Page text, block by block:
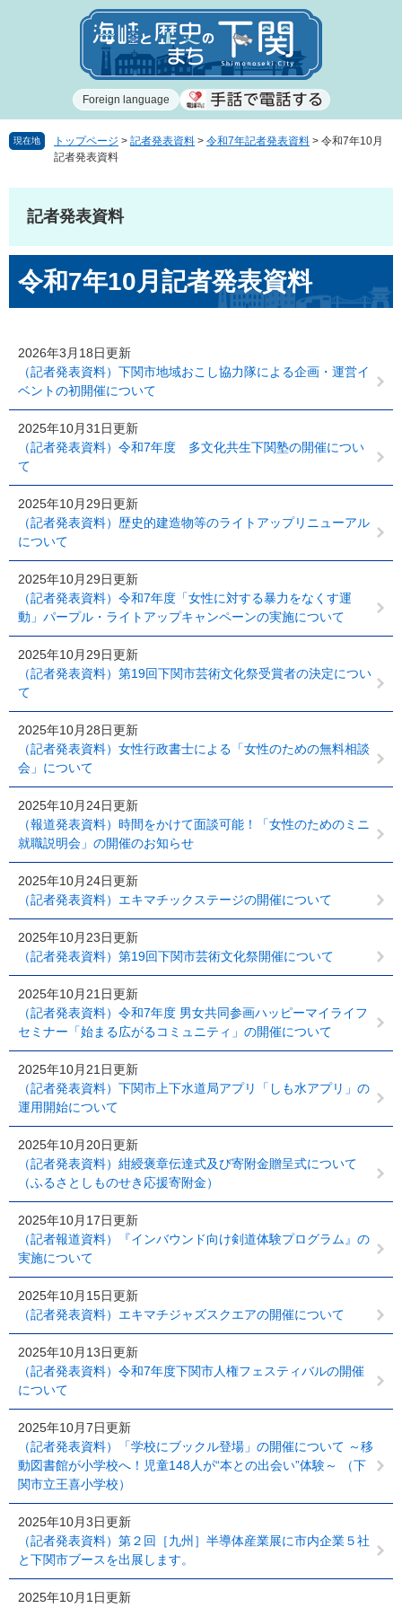
で
ば
Foreign language
現在地 トップページ > 記者発表資料 > 令和7年記者発表資料 > 令和7年10月
記者発表資料
記者発表資料
文令和7年10月記者発表資料
2026年3月18日更新
（記者発表資料）下関市地域おこし協力隊による企画・運営イ
ベントの初開催について
2025年10月31日更新
（記者発表資料）令和7年度 多文化共生下関塾の開催につい
て
2025年10月29日更新
（記者発表資料）歴史的建造物等のライトアップリニューアル
について
2025年10月29日更新
（記者発表資料）令和7年度「女性に対する暴力をなくす運
動」パープル・ライトアップキャンペーンの実施について
2025年10月29日更新
（記者発表資料）第19回下関市芸術文化祭受賞者の決定につい
て
2025年10月28日更新
（記者発表資料）女性行政書士による「女性のための無料相談
会」について
2025年10月24日更新
（報道発表資料）時間をかけて面談可能！「女性のためのミニ
就職説明会」の開催のお知らせ
2025年10月24日更新
（記者発表資料）エキマチックステージの開催について
2025年10月23日更新
（記者発表資料）第19回下関市芸術文化祭開催について
2025年10月21日更新
（記者発表資料）令和7年度 男女共同参画ハッピーマイライフ
セミナー「始まる広がるコミュニティ」の開催について
2025年10月21日更新
（記者発表資料）下関市上下水道局アプリ「しも水アプリ」の
運用開始について
2025年10月20日更新
（記者発表資料）紺綬褒章伝達式及び寄附金贈呈式について
（ふるさとしものせき応援寄附金）
2025年10月17日更新
（記者報道資料）『インバウンド向け剣道体験プログラム』の
実施について
2025年10月15日更新
（記者発表資料）エキマチジャズスクエアの開催について
2025年10月13日更新
（記者発表資料）令和7年度下関市人権フェスティバルの開催
について
2025年10月7日更新
（記者発表資料）「学校にブックル登場」の開催について ～移
動図書館が小学校へ！児童148人が“本との出会い”体験～ （下
関市立王喜小学校）
2025年10月3日更新
（記者発表資料）第２回［九州］半導体産業展に市内企業５社
と下関市ブースを出展します。
2025年10月1日更新